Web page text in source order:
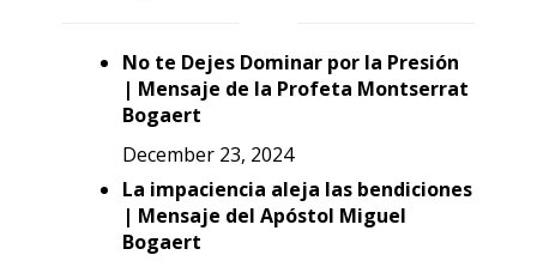
No te Dejes Dominar por la Presión
| Mensaje de la Profeta Montserrat
Bogaert
December 23, 2024
La impaciencia aleja las bendiciones
| Mensaje del Apóstol Miguel
Bogaert